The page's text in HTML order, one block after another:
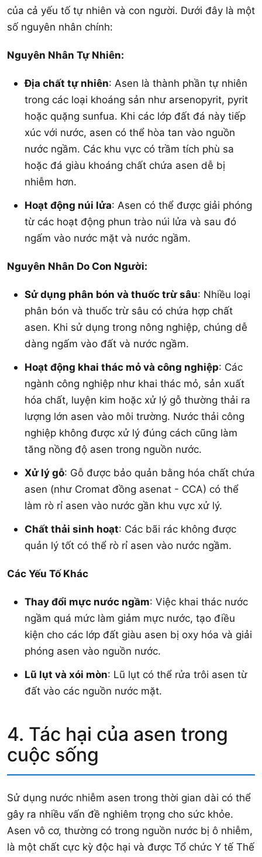
của cả yếu tố tự nhiên và con người. Dưới đây là một
số nguyên nhân chính:
Nguyên Nhân Tự Nhiên:
Địa chất tự nhiên: Asen là thành phần tự nhiên
trong các loại khoáng sản như arsenopyrit, pyrit
hoặc quặng sunfua. Khi các lớp đất đá này tiếp
xúc với nước, asen có thể hòa tan vào nguồn
nước ngầm. Các khu vực có trầm tích phù sa
hoặc đá giàu khoáng chất chứa asen dễ bị
nhiễm hơn.
Hoạt động núi lửa: Asen có thể được giải phóng
từ các hoạt động phun trào núi lửa và sau đó
ngấm vào nước mặt và nước ngầm.
Nguyên Nhân Do Con Người:
Sử dụng phân bón và thuốc trừ sâu: Nhiều loại
phân bón và thuốc trừ sâu có chứa hợp chất
asen. Khi sử dụng trong nông nghiệp, chúng dễ
dàng ngấm vào đất và nước ngầm.
Hoạt động khai thác mỏ và công nghiệp: Các
ngành công nghiệp như khai thác mỏ, sản xuất
hóa chất, luyện kim hoặc xử lý gỗ thường thải ra
lượng lớn asen vào môi trường. Nước thải công
nghiệp không được xử lý đúng cách cũng làm
tăng nồng độ asen trong nguồn nước.
Xử lý gỗ: Gỗ được bảo quản bằng hóa chất chứa
asen (như Cromat đồng asenat - CCA) có thể
làm rò rỉ asen vào nước gần khu vực xử lý.
Chất thải sinh hoạt: Các bãi rác không được
quản lý tốt có thể rò rỉ asen vào nước ngầm.
Các Yếu Tố Khác
Thay đổi mực nước ngầm: Việc khai thác nước
ngầm quá mức làm giảm mực nước, tạo điều
kiện cho các lớp đất giàu asen bị oxy hóa và giải
phóng asen vào nguồn nước.
Lũ lụt và xói mòn: Lũ lụt có thể rửa trôi asen từ
đất vào các nguồn nước mặt.
4. Tác hại của asen trong
cuộc sống
Sử dụng nước nhiễm asen trong thời gian dài có thể
gây ra nhiều vấn đề nghiêm trọng cho sức khỏe.
Asen vô cơ, thường có trong nguồn nước bị ô nhiễm,
là một chất cực kỳ độc hại và được Tổ chức Y tế Thế